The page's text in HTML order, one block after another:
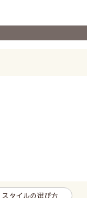
スタイルの選び方